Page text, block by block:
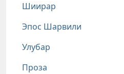
Шиирар
Эпос Шарвили
Улубар
Проза